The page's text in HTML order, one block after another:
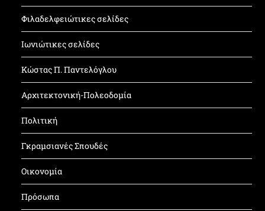
Φιλαδελφειώτικες σελίδες
Ιωνιώτικες σελίδες
Κώστας Π. Παντελόγλου
Αρχιτεκτονική-Πολεοδομία
Πολιτική
Γκραμσιανές Σπουδές
Οικονομία
Πρόσωπα